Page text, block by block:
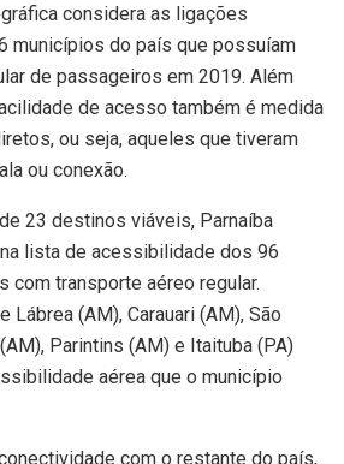
considera as ligações
municípios do país que possuíam
de passageiros em 2019. Além
de acesso também é medida
ou seja, aqueles que tiveram
ou conexão.
23 destinos viáveis, Parnaíba
lista de acessibilidade dos 96
com transporte aéreo regular.
Lábrea (AM), Carauari (AM), São
Parintins (AM) e Itaituba (PA)
aérea que o município
com o restante do país,